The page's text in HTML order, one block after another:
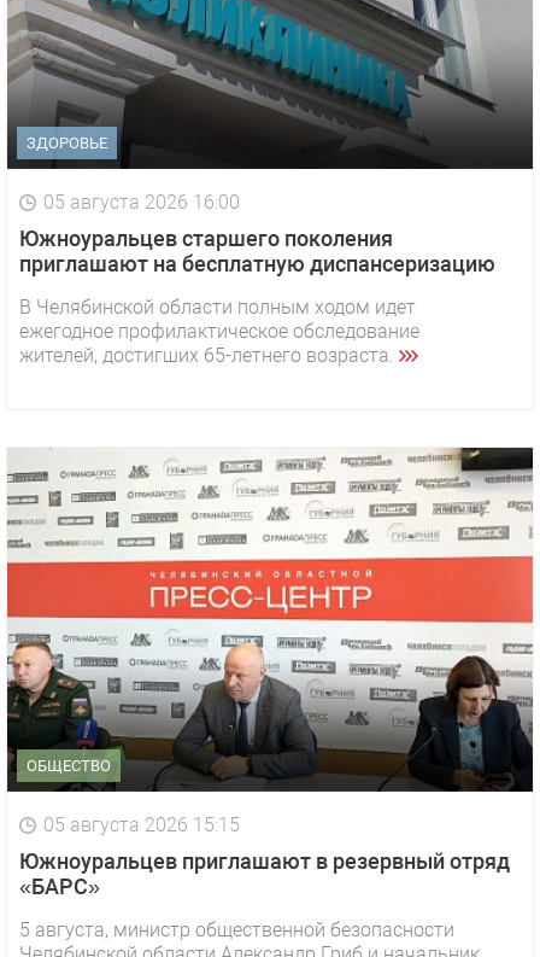
ЗДОРОВЬЕ
05 августа 2026 16:00
Южноуральцев старшего поколения
приглашают на бесплатную диспансеризацию
В Челябинской области полным ходом идет
ежегодное профилактическое обследование
жителей, достигших 65-летнего возраста.
ОБЩЕСТВО
05 августа 2026 15:15
Южноуральцев приглашают в резервный отряд
«БАРС»
5 августа, министр общественной безопасности